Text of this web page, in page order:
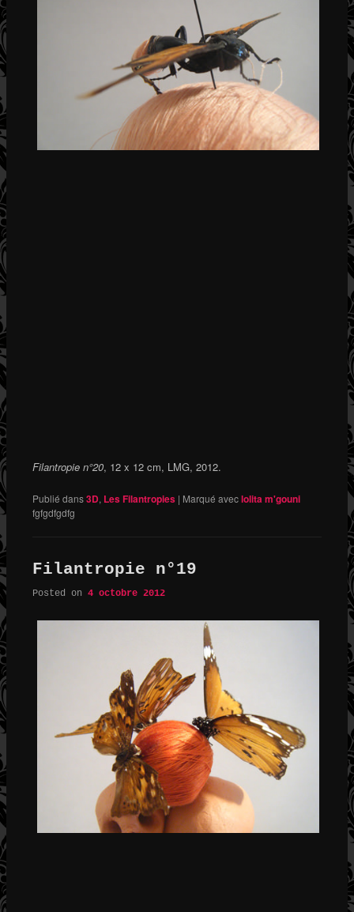
Filantropie n°20, 12 x 12 cm, LMG, 2012.
Publié dans3D, Les Filantropies | Marqué aveclolita m'gouni
fgfgdfgdfg
Filantropie n°19
Posted on 4 octobre 2012